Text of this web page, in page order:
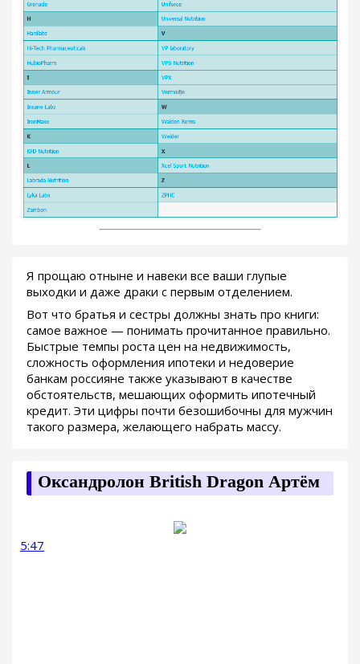
Я прощаю отныне и навеки все ваши глупые
выходки и даже драки с первым отделением.
Вот что братья и сестры должны знать про книги:
самое важное — понимать прочитанное правильно.
Быстрые темпы роста цен на недвижимость,
сложность оформления ипотеки и недоверие
банкам россияне также указывают в качестве
обстоятельств, мешающих оформить ипотечный
кредит. Эти цифры почти безошибочны для мужчин
такого размера, желающего набрать массу.
Оксандролон British Dragon Артём
5:47